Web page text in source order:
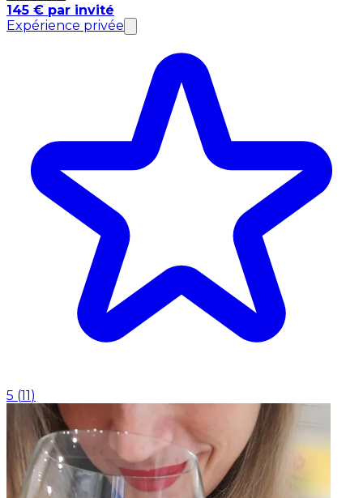
145 € par invité
Expérience privée
5 (11)